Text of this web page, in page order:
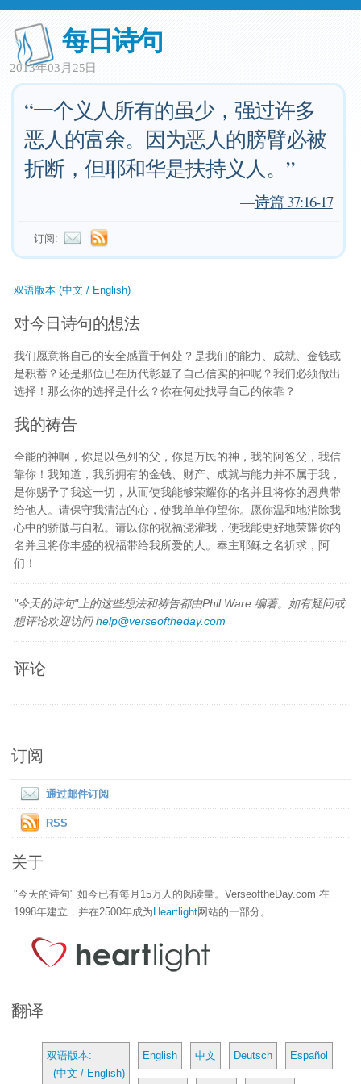
每日诗句
2013年03月25日
“一个义人所有的虽少，强过许多
恶人的富余。因为恶人的膀臂必被
折断，但耶和华是扶持义人。”
—诗篇 37:16-17
订阅:
双语版本 (中文 / English)
对今日诗句的想法
我们愿意将自己的安全感置于何处？是我们的能力、成就、金钱或
是积蓄？还是那位已在历代彰显了自己信实的神呢？我们必须做出
选择！那么你的选择是什么？你在何处找寻自己的依靠？
我的祷告
全能的神啊，你是以色列的父，你是万民的神，我的阿爸父，我信
靠你！我知道，我所拥有的金钱、财产、成就与能力并不属于我，
是你赐予了我这一切，从而使我能够荣耀你的名并且将你的恩典带
给他人。请保守我清洁的心，使我单单仰望你。愿你温和地消除我
心中的骄傲与自私。请以你的祝福浇灌我，使我能更好地荣耀你的
名并且将你丰盛的祝福带给我所爱的人。奉主耶稣之名祈求，阿
们！
"今天的诗句"上的这些想法和祷告都由Phil Ware 编著。如有疑问或
想评论欢迎访问help@verseoftheday.com
评论
订阅
通过邮件订阅
RSS
关于
"今天的诗句" 如今已有每月15万人的阅读量。VerseoftheDay.com 在
1998年建立，并在2500年成为 Heartlight网站的一部分。
翻译
双语版本:
(中文 / English)
English 中文 Deutsch Español